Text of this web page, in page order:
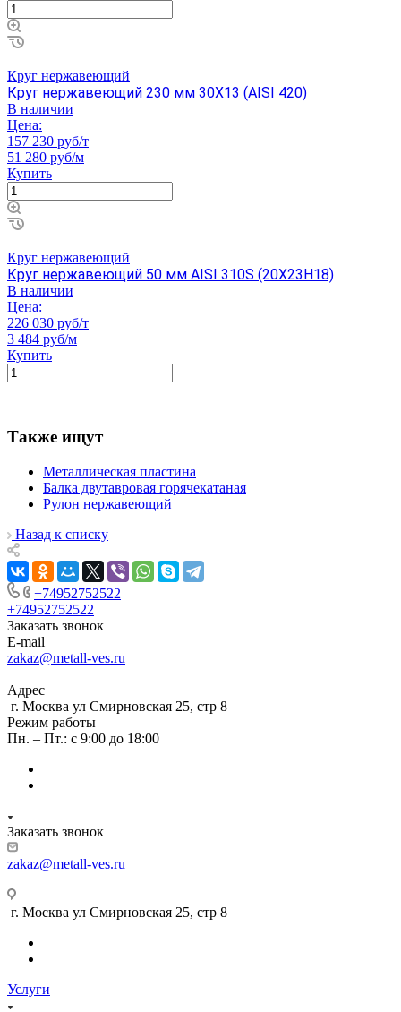
Круг нержавеющий
Круг нержавеющий 230 мм 30Х13 (AISI 420)
В наличии
Цена:
157 230 руб/т
51 280 руб/м
Купить
Круг нержавеющий
Круг нержавеющий 50 мм AISI 310S (20Х23Н18)
В наличии
Цена:
226 030 руб/т
3 484 руб/м
Купить
Также ищут
Металлическая пластина
Балка двутавровая горячекатаная
Рулон нержавеющий
Назад к списку
+74952752522
+74952752522
Заказать звонок
E-mail
zakaz@metall-ves.ru
Адрес
г. Москва ул Смирновская 25, стр 8
Режим работы
Пн. – Пт.: с 9:00 до 18:00
Заказать звонок
zakaz@metall-ves.ru
г. Москва ул Смирновская 25, стр 8
Услуги